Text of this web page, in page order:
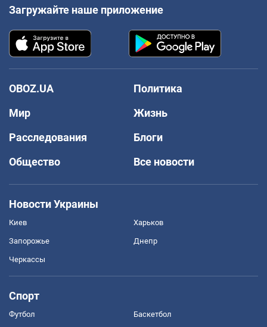
Загружайте наше приложение
OBOZ.UA
Политика
Мир
Жизнь
Расследования
Блоги
Общество
Все новости
Новости Украины
Киев Харьков
Запорожье Днепр
Черкассы
Спорт
Футбол Баскетбол